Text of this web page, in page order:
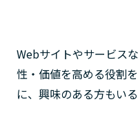
Webサイトやサービス
性・価値を高める役割
に、興味のある方もい